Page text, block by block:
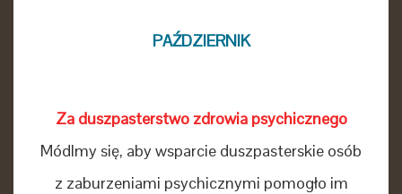
PAŹDZIERNIK
Za duszpasterstwo zdrowia psychicznego
Módlmy się, aby wsparcie duszpasterskie osób
z zaburzeniami psychicznymi pomogło im